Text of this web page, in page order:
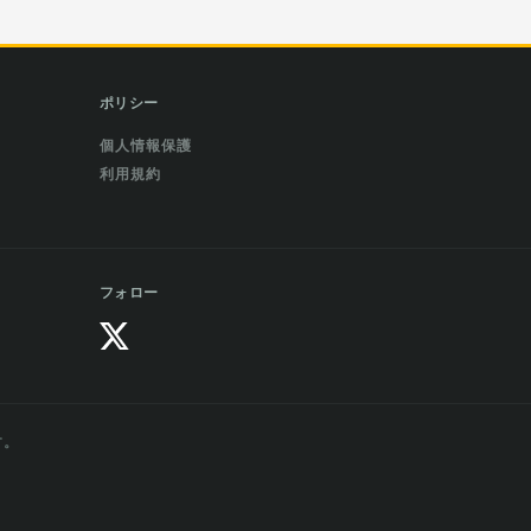
ポリシー
個人情報保護
利用規約
フォロー